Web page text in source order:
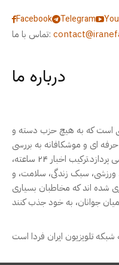
Facebook Telegram
تماس با ما:
درباره ما
است که به هیچ حزب دسته و
حرفه ای و موشکافانه به بررسی
مهمترین رویدادهای ایران و خاورمیانه می پردازد.ترکیب اخبار ۲۴ ساعته،
ورزشی، سبک زندگی، سلامت، و
شده اند که مخاطبان بسیاری